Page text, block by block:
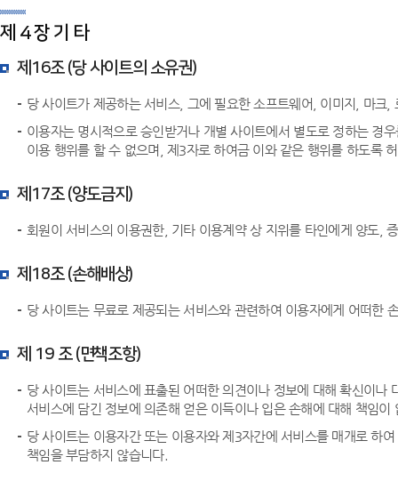
제 4 장 기 타
제16조 (당 사이트의 소유권)
당 사이트가 제공하는 서비스, 그에 필요한 소프트웨어, 이미지, 마
이용자는 명시적으로 승인받거나 개별 사이트에서 별도로 정하는 경
이용 행위를 할 수 없으며, 제3자로 하여금 이와 같은 행위를 하도록
제17조 (양도금지)
회원이 서비스의 이용권한, 기타 이용계약 상 지위를 타인에게 양도,
제18조 (손해배상)
당 사이트는 무료로 제공되는 서비스와 관련하여 이용자에게 어떠한
제 19 조 (면책조항)
당 사이트는 서비스에 표출된 어떠한 의견이나 정보에 대해 확신이
서비스에 담긴 정보에 의존해 얻은 이득이나 입은 손해에 대해 책임이
당 사이트는 이용자간 또는 이용자와 제3자간에 서비스를 매개로 하
책임을 부담하지 않습니다.